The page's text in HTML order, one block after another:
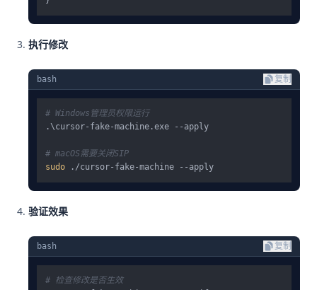
执行修改
bash 复制
# Windows管理员权限运行
.\cursor-fake-machine.exe --apply
# macOS需要关闭SIP
sudo
验证效果
bash 复制
# 检查修改是否生效